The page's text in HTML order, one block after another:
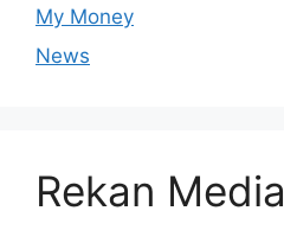
My Money
News
Rekan Media